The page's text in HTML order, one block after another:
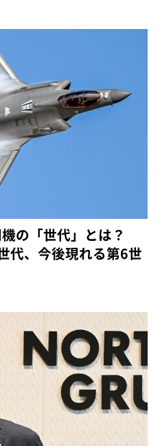
の「世代」とは？
、今後現れる第6世